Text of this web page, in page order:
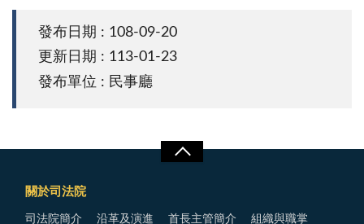
發布日期 : 108-09-20
更新日期 : 113-01-23
發布單位 : 民事廳
關於司法院
司法院簡介 沿革及演進 首長主管簡介 組織與職掌